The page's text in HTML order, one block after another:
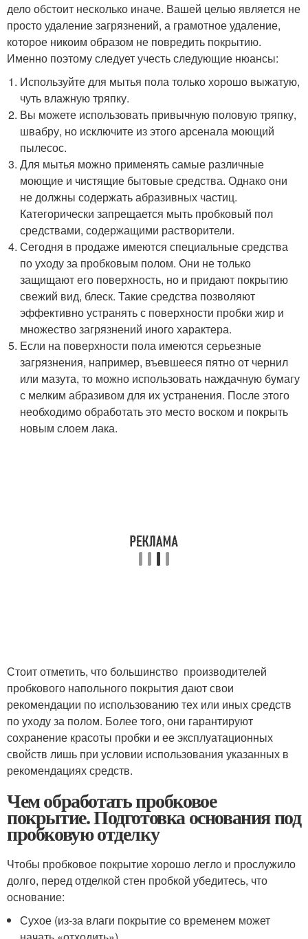
дело обстоит несколько иначе. Вашей целью является не
просто удаление загрязнений, а грамотное удаление,
которое никоим образом не повредить покрытию.
Именно поэтому следует учесть следующие нюансы:
Используйте для мытья пола только хорошо выжатую,
чуть влажную тряпку.
Вы можете использовать привычную половую тряпку,
швабру, но исключите из этого арсенала моющий
пылесос.
Для мытья можно применять самые различные
моющие и чистящие бытовые средства. Однако они
не должны содержать абразивных частиц.
Категорически запрещается мыть пробковый пол
средствами, содержащими растворители.
Сегодня в продаже имеются специальные средства
по уходу за пробковым полом. Они не только
защищают его поверхность, но и придают покрытию
свежий вид, блеск. Такие средства позволяют
эффективно устранять с поверхности пробки жир и
множество загрязнений иного характера.
Если на поверхности пола имеются серьезные
загрязнения, например, въевшееся пятно от чернил
или мазута, то можно использовать наждачную бумагу
с мелким абразивом для их устранения. После этого
необходимо обработать это место воском и покрыть
новым слоем лака.
Стоит отметить, что большинство производителей
пробкового напольного покрытия дают свои
рекомендации по использованию тех или иных средств
по уходу за полом. Более того, они гарантируют
сохранение красоты пробки и ее эксплуатационных
свойств лишь при условии использования указанных в
рекомендациях средств.
Чем обработать пробковое
покрытие. Подготовка основания под
пробковую отделку
Чтобы пробковое покрытие хорошо легло и прослужило
долго, перед отделкой стен пробкой убедитесь, что
основание:
Сухое (из-за влаги покрытие со временем может